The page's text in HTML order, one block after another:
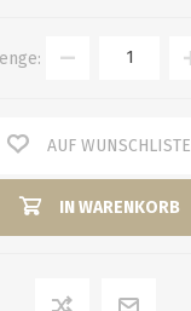
AUF WUNSCHLISTE
IN WARENKORB